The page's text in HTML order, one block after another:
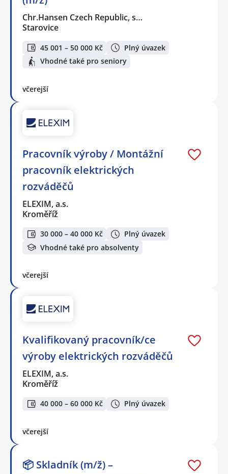
Chr.Hansen Czech Republic, s…
Starovice
45 001 – 50 000 Kč
Plný úvazek
Vhodné také pro seniory
včerejší
Pracovník výroby / Montážní
pracovník elektrických
rozváděčů
ELEXIM, a.s.
Kroměříž
30 000 – 40 000 Kč
Plný úvazek
Vhodné také pro absolventy
včerejší
Kvalifikovaný pracovník/ce
výroby elektrických rozváděčů
ELEXIM, a.s.
Kroměříž
40 000 – 60 000 Kč Plný úvazek
včerejší
📦 Skladník (m/ž) –